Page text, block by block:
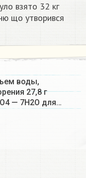
взято 32 кг
що утворився​
воды,
27,8 г
— 7Н2О для…